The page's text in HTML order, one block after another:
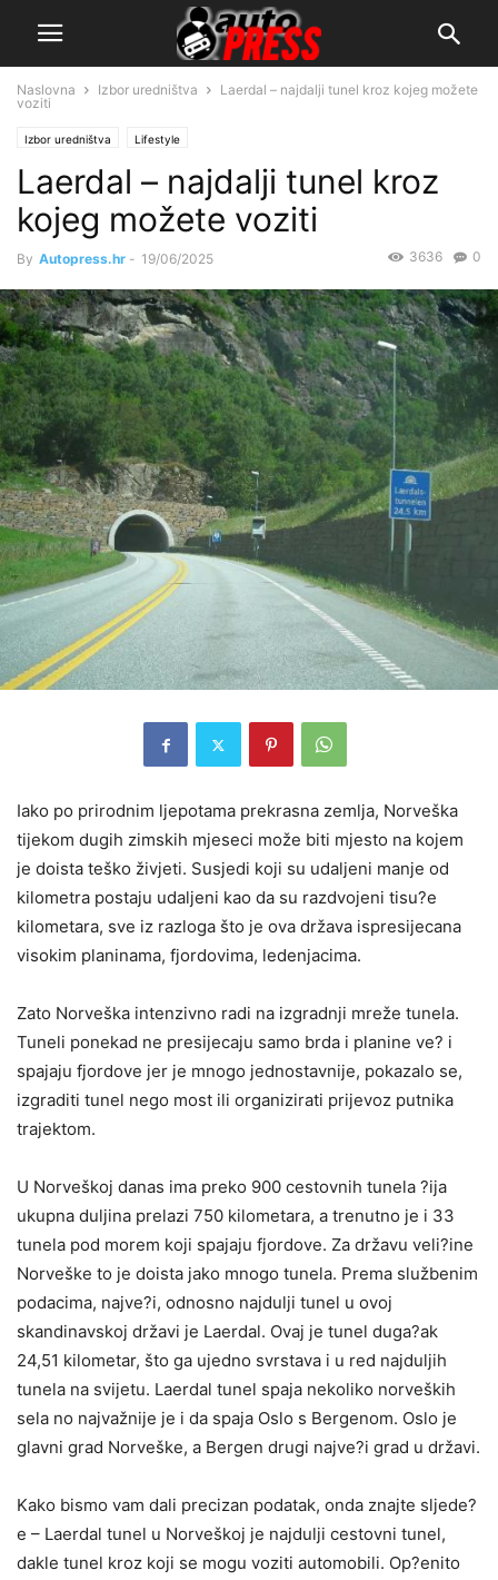
Naslovna Izbor uredništva
Laerdal – najdalji tunel kroz kojeg možete
voziti
Izbor uredništva Lifestyle
Laerdal – najdalji tunel kroz
kojeg možete voziti
By Autopress.hr - 19/06/2025 0
3636
Iako po prirodnim ljepotama prekrasna zemlja, Norveška
tijekom dugih zimskih mjeseci može biti mjesto na kojem
je doista teško živjeti. Susjedi koji su udaljeni manje od
kilometra postaju udaljeni kao da su razdvojeni tisu?e
kilometara, sve iz razloga što je ova država ispresijecana
visokim planinama, fjordovima, ledenjacima.
Zato Norveška intenzivno radi na izgradnji mreže tunela.
Tuneli ponekad ne presijecaju samo brda i planine ve? i
spajaju fjordove jer je mnogo jednostavnije, pokazalo se,
izgraditi tunel nego most ili organizirati prijevoz putnika
trajektom.
U Norveškoj danas ima preko 900 cestovnih tunela ?ija
ukupna duljina prelazi 750 kilometara, a trenutno je i 33
tunela pod morem koji spajaju fjordove. Za državu veli?ine
Norveške to je doista jako mnogo tunela. Prema službenim
podacima, najve?i, odnosno najdulji tunel u ovoj
skandinavskoj državi je Laerdal. Ovaj je tunel duga?ak
24,51 kilometar, što ga ujedno svrstava i u red najduljih
tunela na svijetu. Laerdal tunel spaja nekoliko norveških
sela no najvažnije je i da spaja Oslo s Bergenom. Oslo je
glavni grad Norveške, a Bergen drugi najve?i grad u državi.
Kako bismo vam dali precizan podatak, onda znajte sljede?
e – Laerdal tunel u Norveškoj je najdulji cestovni tunel,
dakle tunel kroz koji se mogu voziti automobili. Op?enito